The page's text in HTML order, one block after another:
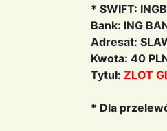
* SWIFT:
Bank: ING
Adresat:
Kwota: 40
Tytuł: ZLOT
* Dla